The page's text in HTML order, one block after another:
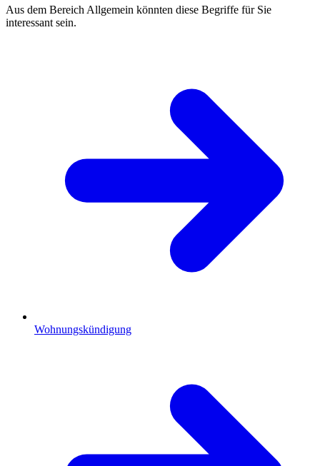
Aus dem Bereich Allgemein könnten diese Begriffe für Sie
interessant sein.
Wohnungskündigung